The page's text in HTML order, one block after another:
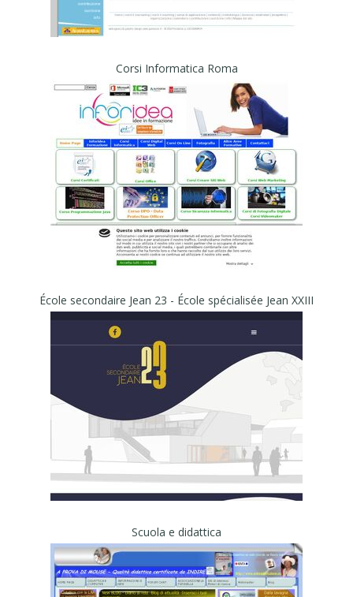
Corsi Informatica Roma
École secondaire Jean 23 - École spécialisée Jean XXIII
Scuola e didattica